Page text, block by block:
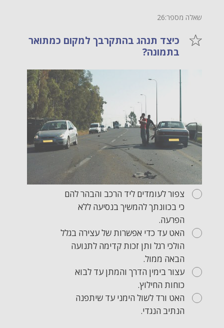
שאלה מספר:26
כיצד תנהג בהתקרבך למקום כמתואר
בתמונה?
צפור לעומדים ליד הרכב והבהר להם
כי בכוונתך להמשיך בנסיעה ללא
הפרעה.
האט עד כדי אפשרות של עצירה בגלל
הולכי רגל ותן זכות קדימה לתנועה
הבאה ממול.
עצור בימין הדרך והמתן עד לבוא
כוחות החילוץ.
האט ורד לשול הימני עד שיתפנה
הנתיב הנגדי.